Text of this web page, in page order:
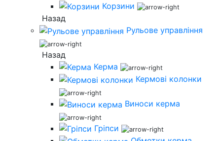
Корзини
Назад
Рульове управління
Назад
Керма
Кермові колонки
Виноси керма
Гріпси